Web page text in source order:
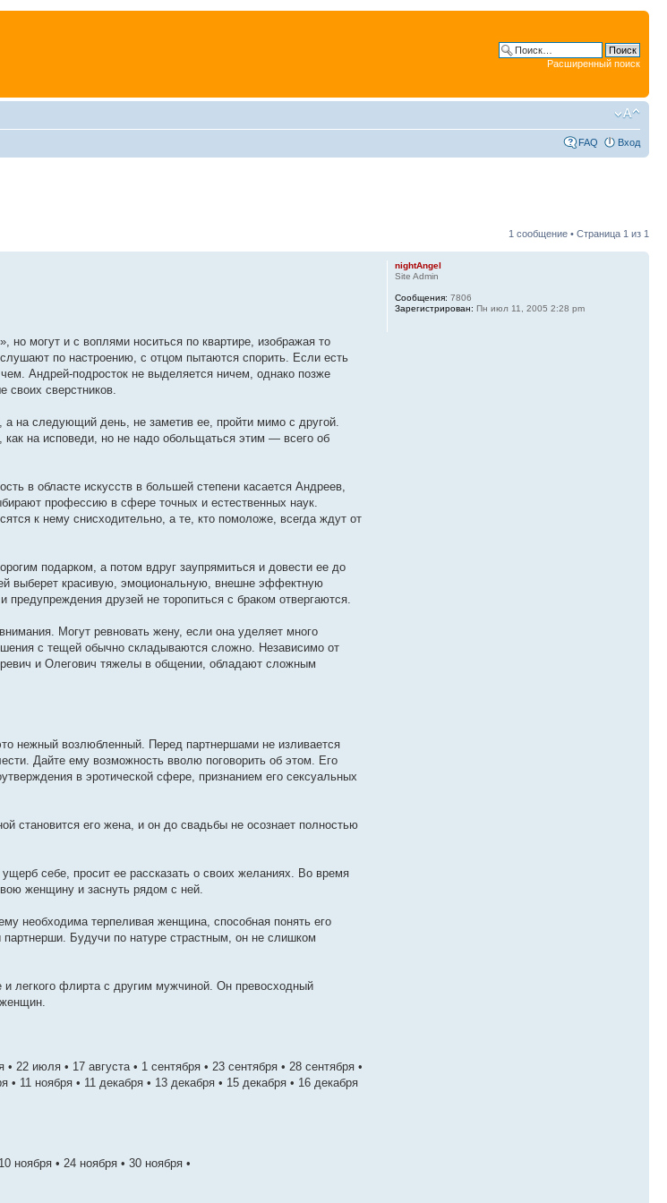
Расширенный поиск
FAQ Вход
1 сообщение • Страница 1 из 1
могут и с воплями носиться по квартире, изображая то
по настроению, с отцом пытаются спорить. Если есть
Андрей-подросток не выделяется ничем, однако позже
сверстников.
на следующий день, не заметив ее, пройти мимо с другой.
на исповеди, но не надо обольщаться этим — всего об
в областе искусств в большей степени касается Андреев,
профессию в сфере точных и естественных наук.
к нему снисходительно, а те, кто помоложе, всегда ждут от
подарком, а потом вдруг заупрямиться и довести ее до
выберет красивую, эмоциональную, внешне эффектную
друзей не торопиться с браком отвергаются.
Могут ревновать жену, если она уделяет много
с тещей обычно складываются сложно. Независимо от
и Олегович тяжелы в общении, обладают сложным
нежный возлюбленный. Перед партнершами не изливается
Дайте ему возможность вволю поговорить об этом. Его
в эротической сфере, признанием его сексуальных
становится его жена, и он до свадьбы не осознает полностью
себе, просит ее рассказать о своих желаниях. Во время
женщину и заснуть рядом с ней.
необходима терпеливая женщина, способная понять его
Будучи по натуре страстным, он не слишком
легкого флирта с другим мужчиной. Он превосходный
июля • 17 августа • 1 сентября • 23 сентября • 28 сентября •
• 11 ноября • 11 декабря • 13 декабря • 15 декабря • 16 декабря
ноября • 24 ноября • 30 ноября •
nightAngel
Site Admin
Сообщения: 7806
Зарегистрирован: Пн июл 11, 2005 2:28 pm